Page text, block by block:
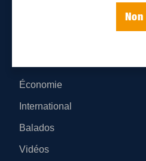
Non
Économie
International
Balados
Vidéos